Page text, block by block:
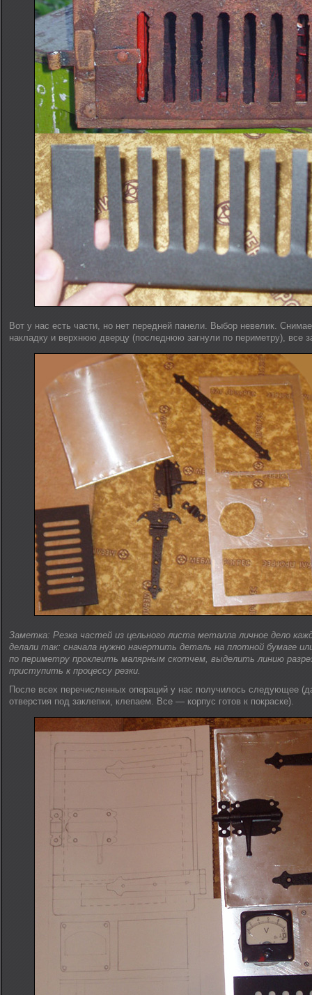
Вот у нас есть части, но нет передней панели. Выбор невелик.
накладку и верхнюю дверцу (последнюю загнули по периметру), все
Заметка: Резка частей из цельного листа металла личное дело
делали так: сначала нужно начертить деталь на плотной бумаге
по периметру проклеить малярным скотчем, выделить линию
приступить к процессу резки.
После всех перечисленных операций у нас получилось следующее
отверстия под заклепки, клепаем. Все — корпус готов к покраске).